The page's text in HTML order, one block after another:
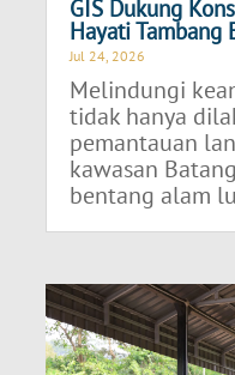
GIS Dukung
Hayati Tambang
Jul 24, 2026
Melindungi
tidak hanya
pemantauan
kawasan
bentang alam